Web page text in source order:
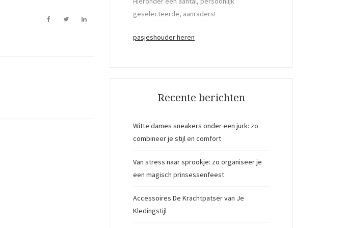
geselecteerde, aanraders!
pasjeshouder heren
Recente berichten
Witte dames sneakers onder een jurk: zo
combineer je stijl en comfort
Van stress naar sprookje: zo organiseer je
een magisch prinsessenfeest
Accessoires De Krachtpatser van Je
Kledingstijl